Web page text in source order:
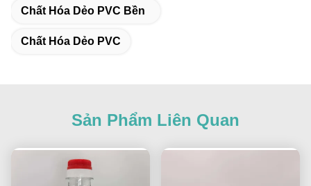
Chất Hóa Dẻo PVC Bền
Chất Hóa Dẻo PVC
Sản Phẩm Liên Quan